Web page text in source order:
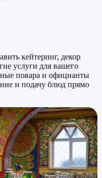
кейтеринг, декор
услуги для вашего
повара и официанты
и подачу блюд прямо